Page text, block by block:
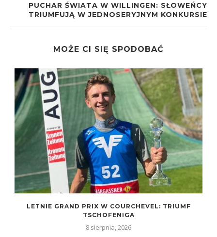
PUCHAR ŚWIATA W WILLINGEN: SŁOWEŃCY
TRIUMFUJĄ W JEDNOSERYJNYM KONKURSIE
MOŻE CI SIĘ SPODOBAĆ
LETNIE GRAND PRIX W COURCHEVEL: TRIUMF
TSCHOFENIGA
8 sierpnia, 2026